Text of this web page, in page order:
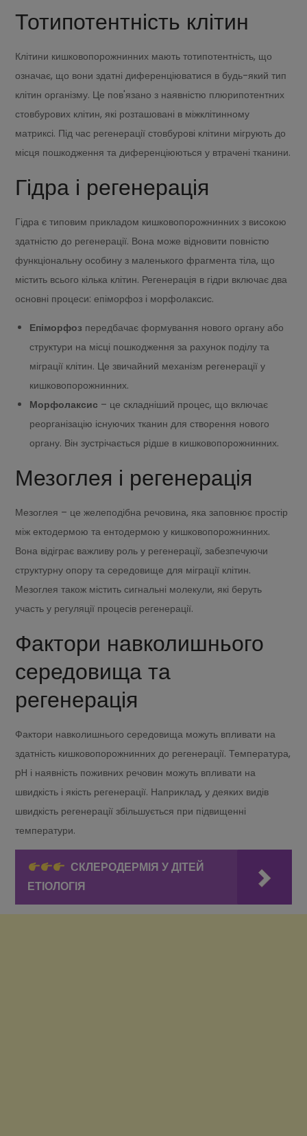
Тотипотентність клітин
Клітини кишковопорожнинних мають тотипотентність, що
означає, що вони здатні диференціюватися в будь-який тип
клітин організму. Це пов'язано з наявністю плюрипотентних
стовбурових клітин, які розташовані в міжклітинному
матриксі. Під час регенерації стовбурові клітини мігрують до
місця пошкодження та диференціюються у втрачені тканини.
Гідра і регенерація
Гідра є типовим прикладом кишковопорожнинних з високою
здатністю до регенерації. Вона може відновити повністю
функціональну особину з маленького фрагмента тіла, що
містить всього кілька клітин. Регенерація в гідри включає два
основні процеси: епіморфоз і морфолаксис.
Епіморфоз передбачає формування нового органу або
структури на місці пошкодження за рахунок поділу та
міграції клітин. Це звичайний механізм регенерації у
кишковопорожнинних.
Морфолаксис – це складніший процес, що включає
реорганізацію існуючих тканин для створення нового
органу. Він зустрічається рідше в кишковопорожнинних.
Мезоглея і регенерація
Мезоглея – це желеподібна речовина, яка заповнює простір
між ектодермою та ентодермою у кишковопорожнинних.
Вона відіграє важливу роль у регенерації, забезпечуючи
структурну опору та середовище для міграції клітин.
Мезоглея також містить сигнальні молекули, які беруть
участь у регуляції процесів регенерації.
Фактори навколишнього
середовища та
регенерація
Фактори навколишнього середовища можуть впливати на
здатність кишковопорожнинних до регенерації. Температура,
pH і наявність поживних речовин можуть впливати на
швидкість і якість регенерації. Наприклад, у деяких видів
швидкість регенерації збільшується при підвищенні
температури.
СКЛЕРОДЕРМІЯ У ДІТЕЙ
ЕТІОЛОГІЯ